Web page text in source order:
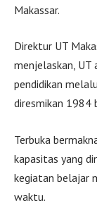
Makassar.
Direktur UT
menjelaskan, UT
pendidikan
diresmikan 1984
Terbuka
kapasitas yang
kegiatan belajar
waktu.